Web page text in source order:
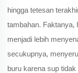
hingga tetesan
tambahan. Faktanya,
menjadi lebih
secukupnya,
buru karena sup